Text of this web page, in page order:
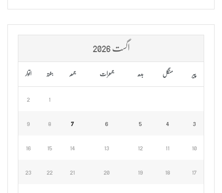
اگست 2026
پیر منگل بدھ جمعرات جمعہ ہفتہ اتوار
1
2
3
4
5
6
7
8
9
10
11
12
13
14
15
16
17
18
19
20
21
22
23